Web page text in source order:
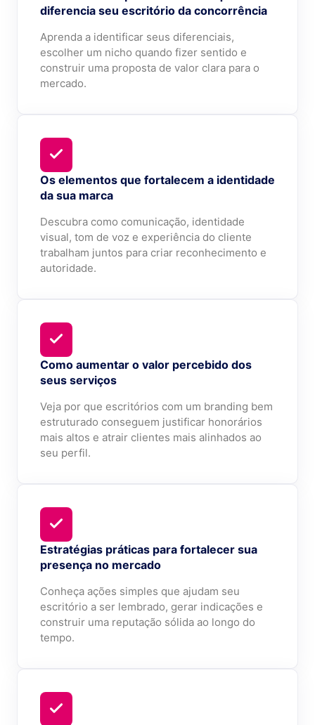
diferencia seu escritório da concorrência
Aprenda a identificar seus diferenciais,
escolher um nicho quando fizer sentido e
construir uma proposta de valor clara para o
mercado.
Os elementos que fortalecem a identidade
da sua marca
Descubra como comunicação, identidade
visual, tom de voz e experiência do cliente
trabalham juntos para criar reconhecimento e
autoridade.
Como aumentar o valor percebido dos
seus serviços
Veja por que escritórios com um branding bem
estruturado conseguem justificar honorários
mais altos e atrair clientes mais alinhados ao
seu perfil.
Estratégias práticas para fortalecer sua
presença no mercado
Conheça ações simples que ajudam seu
escritório a ser lembrado, gerar indicações e
construir uma reputação sólida ao longo do
tempo.